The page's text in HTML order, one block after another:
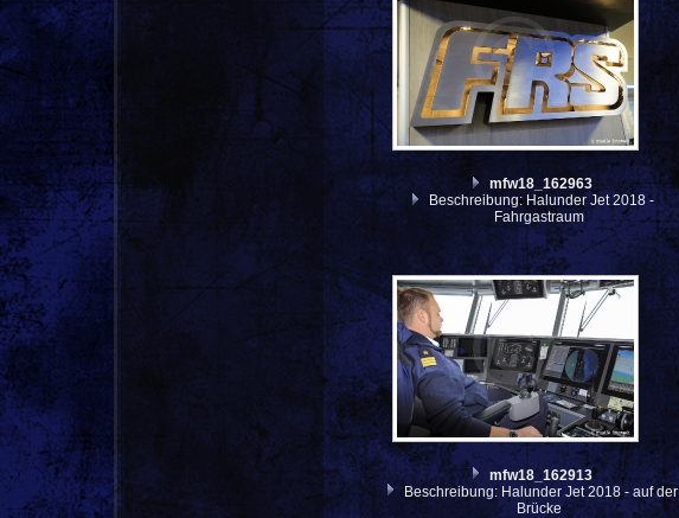
mfw18_162963
Beschreibung: Halunder Jet 2018 -
Fahrgastraum
mfw18_162913
Beschreibung: Halunder Jet 2018 - auf der
Brücke